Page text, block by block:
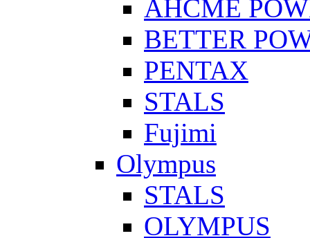
AHCME
BETTER
PENTAX
STALS
Fujimi
Olympus
STALS
OLYMPUS